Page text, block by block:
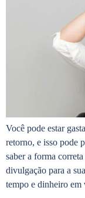
Você pode estar
retorno, e isso pode
saber a forma
divulgação para a
tempo e dinheiro